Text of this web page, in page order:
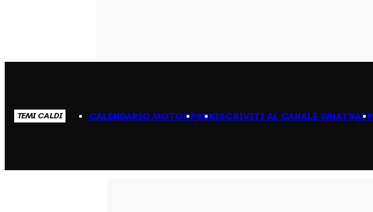
TEMI CALDI CALENDARIO MOTOGPSBKISCRIVITI AL CANALE WHATSAPP